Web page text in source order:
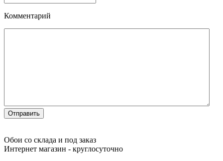
Комментарий
Обои со склада и под заказ
Интернет магазин - круглосуточно